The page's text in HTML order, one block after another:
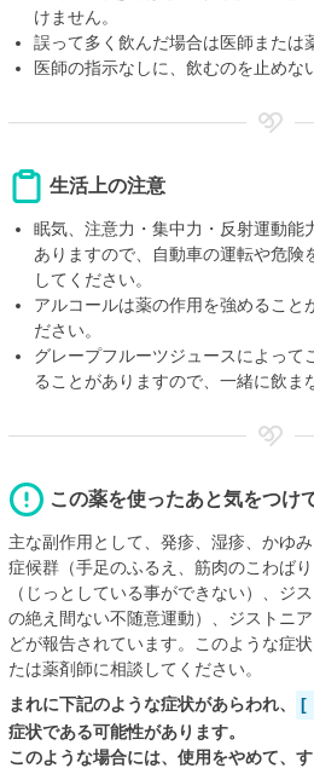
けません。
誤って多く飲んだ場合は医師または
医師の指示なしに、飲むのを止めな
生活上の注意
眠気、注意力・集中力・反射運動能
ありますので、自動車の運転や危険
してください。
アルコールは薬の作用を強めること
ださい。
グレープフルーツジュースによって
ることがありますので、一緒に飲ま
この薬を使ったあと気をつけ
主な副作用として、発疹、湿疹、かゆ
症候群（手足のふるえ、筋肉のこわば
（じっとしている事ができない）、ジ
の絶え間ない不随意運動）、ジストニ
どが報告されています。このような症
たは薬剤師に相談してください。
まれに下記のような症状があらわれ、
[
症状である可能性があります。
このような場合には、使用をやめて、